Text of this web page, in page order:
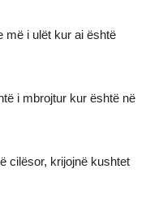
më i ulët kur ai është
i mbrojtur kur është në
cilësor, krijojnë kushtet